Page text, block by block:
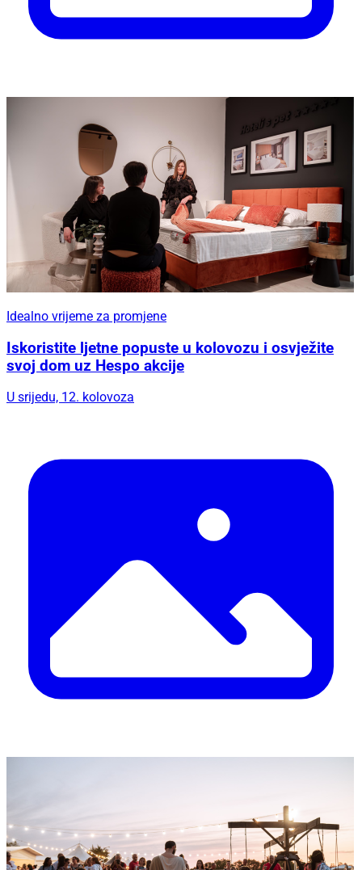
Idealno vrijeme za promjene
Iskoristite ljetne popuste u kolovozu i osvježite
svoj dom uz Hespo akcije
U srijedu, 12. kolovoza